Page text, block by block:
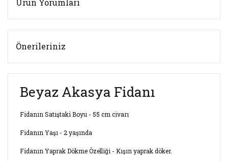
Ürün Yorumları
Önerileriniz
Beyaz Akasya Fidanı
Fidanın Satıştaki Boyu - 55 cm civarı
Fidanın Yaşı - 2 yaşında
Fidanın Yaprak Dökme Özelliği - Kışın yaprak döker.